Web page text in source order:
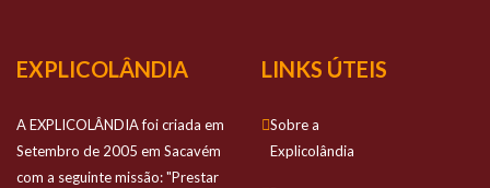
EXPLICOLÂNDIA
A EXPLICOLÂNDIA foi criada em
Setembro de 2005 em Sacavém
com a seguinte missão: "Prestar
LINKS ÚTEIS
Sobre a
Explicolândia